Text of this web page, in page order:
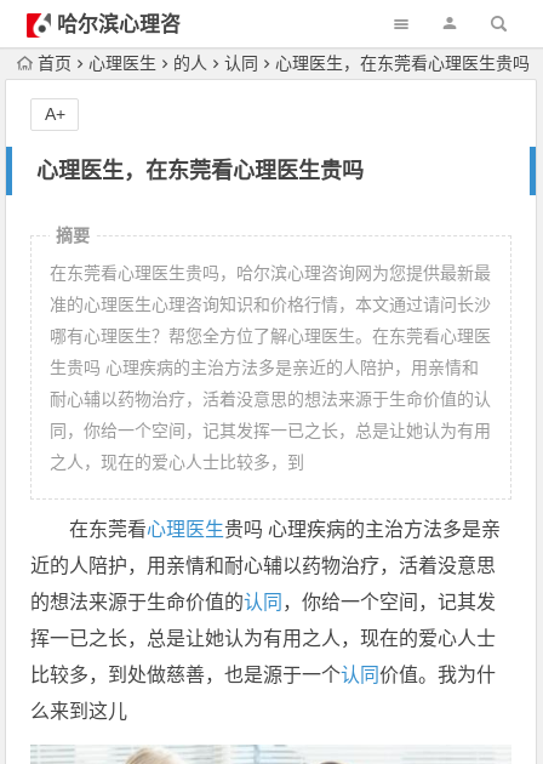
哈尔滨心理咨
询首页 心理医生 的人 认同 心理医生，在东莞看心理医生贵吗
心理医生，在东莞看心理医生贵吗
A+
摘要
在东莞看心理医生贵吗，哈尔滨心理咨询网为您提供最新最
准的心理医生心理咨询知识和价格行情，本文通过请问长沙
哪有心理医生？帮您全方位了解心理医生。在东莞看心理医
生贵吗 心理疾病的主治方法多是亲近的人陪护，用亲情和
耐心辅以药物治疗，活着没意思的想法来源于生命价值的认
同，你给一个空间，记其发挥一已之长，总是让她认为有用
之人，现在的爱心人士比较多，到
在东莞看心理医生贵吗 心理疾病的主治方法多是亲
近的人陪护，用亲情和耐心辅以药物治疗，活着没意思
的想法来源于生命价值的认同 ，你给一个空间，记其发
挥一已之长，总是让她认为有用之人，现在的爱心人士
比较多，到处做慈善，也是源于一个认同价值。我为什
么来到这儿